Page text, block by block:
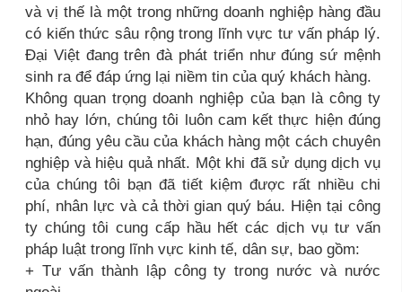
và vị thế là một trong những doanh nghiệp hàng đầu
có kiến thức sâu rộng trong lĩnh vực tư vấn pháp lý.
Đại Việt đang trên đà phát triển như đúng sứ mệnh
sinh ra để đáp ứng lại niềm tin của quý khách hàng.
Không quan trọng doanh nghiệp của bạn là công ty
nhỏ hay lớn, chúng tôi luôn cam kết thực hiện đúng
hạn, đúng yêu cầu của khách hàng một cách chuyên
nghiệp và hiệu quả nhất. Một khi đã sử dụng dịch vụ
của chúng tôi bạn đã tiết kiệm được rất nhiều chi
phí, nhân lực và cả thời gian quý báu. Hiện tại công
ty chúng tôi cung cấp hầu hết các dịch vụ tư vấn
pháp luật trong lĩnh vực kinh tế, dân sự, bao gồm:
+ Tư vấn thành lập công ty trong nước và nước